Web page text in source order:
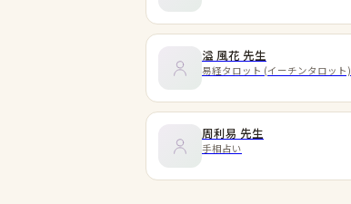
溢 風花 先生
易経タロット (イーチンタロット)
周利易 先生
手相占い